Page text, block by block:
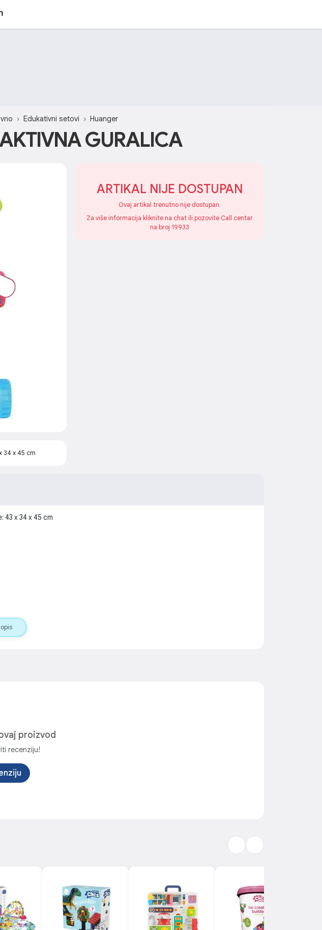
Edukativni setovi Huanger
GURALICA
34 x 45 cm
ARTIKAL NIJE DOSTUPAN
Ovaj artikal trenutno nije dostupan.
Za više informacija kliknite na chat ili pozovite Call centar
na broj 19933
43 x 34 x 45 cm
proizvod
recenziju!